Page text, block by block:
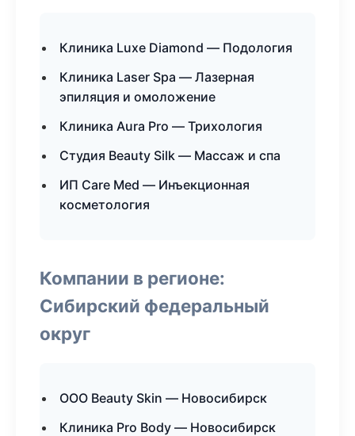
Клиника Luxe Diamond — Подология
Клиника Laser Spa — Лазерная
эпиляция и омоложение
Клиника Aura Pro — Трихология
Студия Beauty Silk — Массаж и спа
ИП Care Med — Инъекционная
косметология
Компании в регионе:
Сибирский федеральный
округ
ООО Beauty Skin — Новосибирск
Клиника Pro Body — Новосибирск